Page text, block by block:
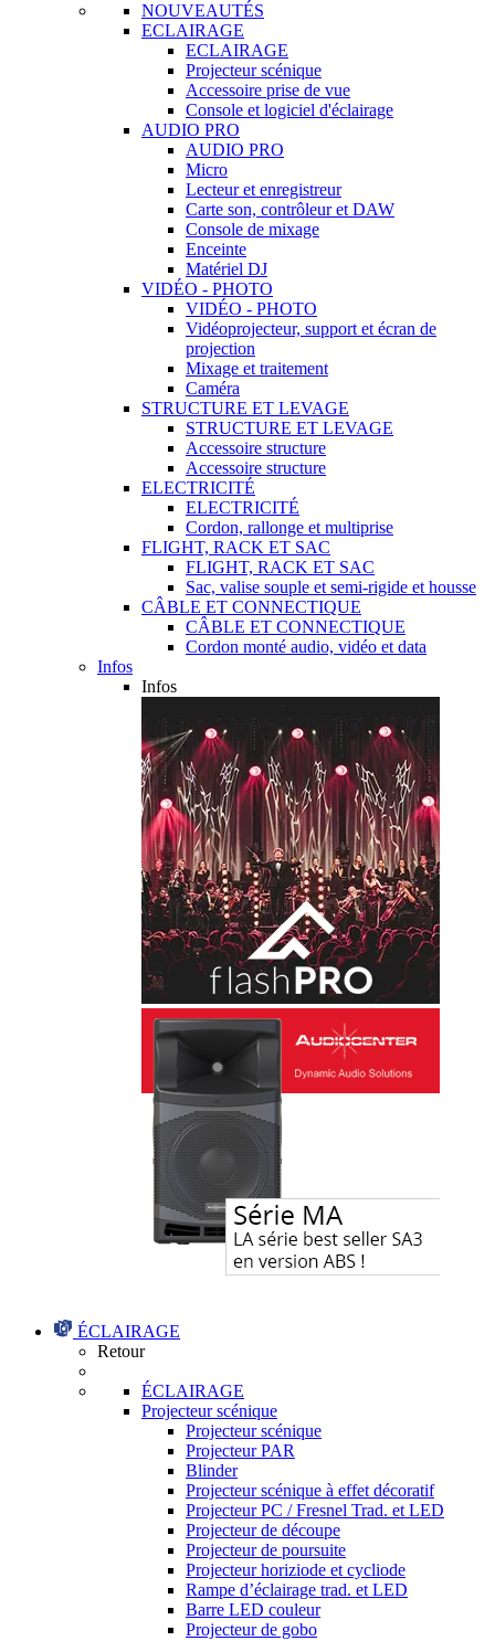
NOUVEAUTÉS
ECLAIRAGE
ECLAIRAGE
Projecteur scénique
Accessoire prise de vue
Console et logiciel d'éclairage
AUDIO PRO
AUDIO PRO
Micro
Lecteur et enregistreur
Carte son, contrôleur et DAW
Console de mixage
Enceinte
Matériel DJ
VIDÉO - PHOTO
VIDÉO - PHOTO
Vidéoprojecteur, support et écran de
projection
Mixage et traitement
Caméra
STRUCTURE ET LEVAGE
STRUCTURE ET LEVAGE
Accessoire structure
Accessoire structure
ELECTRICITÉ
ELECTRICITÉ
Cordon, rallonge et multiprise
FLIGHT, RACK ET SAC
FLIGHT, RACK ET SAC
Sac, valise souple et semi-rigide et housse
CÂBLE ET CONNECTIQUE
CÂBLE ET CONNECTIQUE
Cordon monté audio, vidéo et data
Infos
Infos
ÉCLAIRAGE
Retour
ÉCLAIRAGE
Projecteur scénique
Projecteur scénique
Projecteur PAR
Blinder
Projecteur scénique à effet décoratif
Projecteur PC / Fresnel Trad. et LED
Projecteur de découpe
Projecteur de poursuite
Projecteur horiziode et cycliode
Rampe d’éclairage trad. et LED
Barre LED couleur
Projecteur de gobo